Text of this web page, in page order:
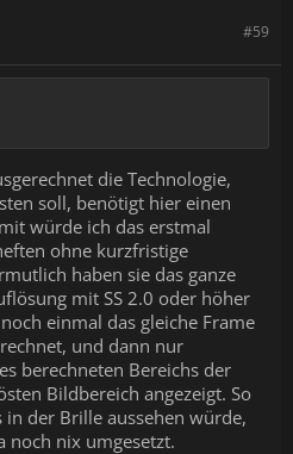
#59
die Technologie,
soll, benötigt hier einen
würde ich das erstmal
ohne kurzfristige
haben sie das ganze
mit SS 2.0 oder höher
einmal das gleiche Frame
und dann nur
berechneten Bereichs der
Bildbereich angezeigt. So
in der Brille aussehen würde,
noch nix umgesetzt.